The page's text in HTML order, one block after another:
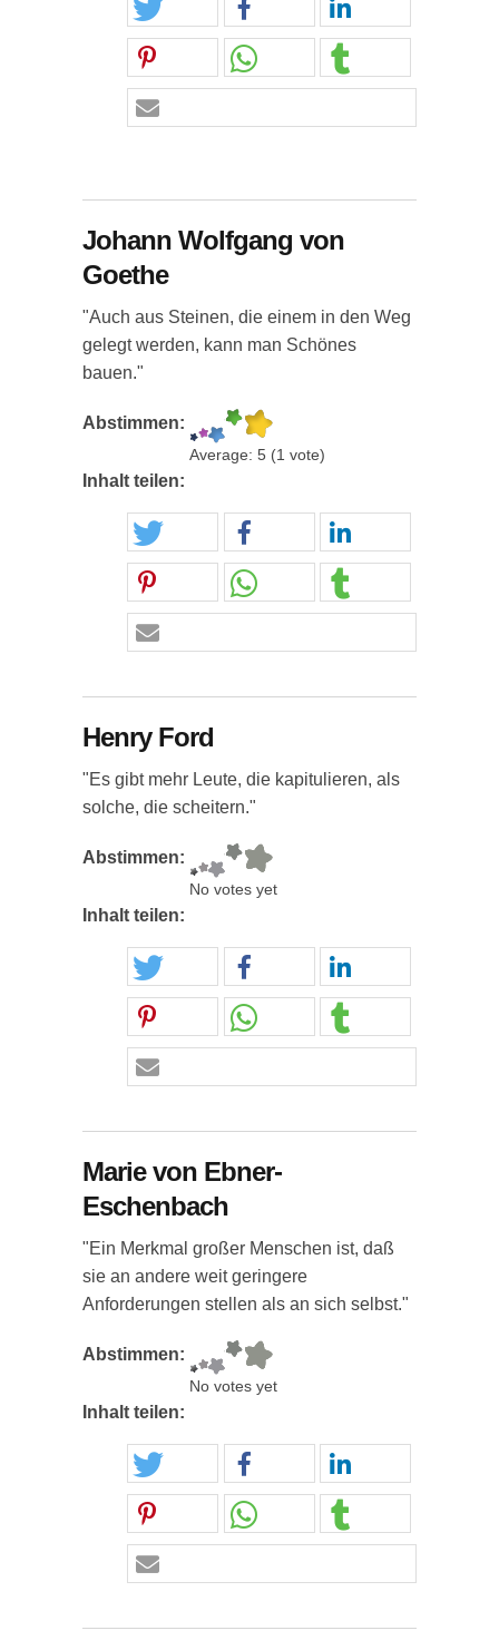
Johann Wolfgang von
Goethe
"Auch aus Steinen, die einem in den Weg
gelegt werden, kann man Schönes
bauen."
Abstimmen:
Average: 5 (1 vote)
Inhalt teilen:
Henry Ford
"Es gibt mehr Leute, die kapitulieren, als
solche, die scheitern."
Abstimmen:
No votes yet
Inhalt teilen:
Marie von Ebner-
Eschenbach
"Ein Merkmal großer Menschen ist, daß
sie an andere weit geringere
Anforderungen stellen als an sich selbst."
Abstimmen:
No votes yet
Inhalt teilen: